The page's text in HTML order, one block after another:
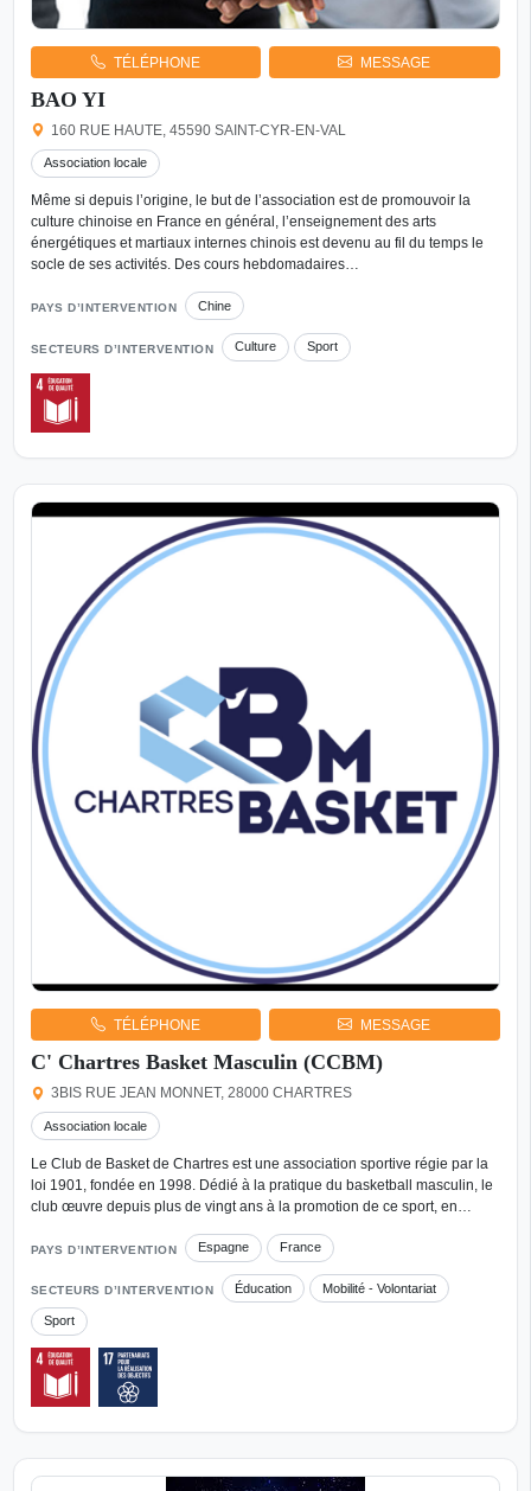
TÉLÉPHONE MESSAGE
BAO YI
160 RUE HAUTE, 45590 SAINT-CYR-EN-VAL
Association locale
Même si depuis l’origine, le but de l’association est de promouvoir la
culture chinoise en France en général, l’enseignement des arts
énergétiques et martiaux internes chinois est devenu au fil du temps le
socle de ses activités. Des cours hebdomadaires…
PAYS D’INTERVENTION Chine
SECTEURS D’INTERVENTION Culture Sport
TÉLÉPHONE MESSAGE
C' Chartres Basket Masculin (CCBM)
3BIS RUE JEAN MONNET, 28000 CHARTRES
Association locale
Le Club de Basket de Chartres est une association sportive régie par la
loi 1901, fondée en 1998. Dédié à la pratique du basketball masculin, le
club œuvre depuis plus de vingt ans à la promotion de ce sport, en…
PAYS D’INTERVENTION Espagne France
SECTEURS D’INTERVENTION Éducation Mobilité - Volontariat
Sport